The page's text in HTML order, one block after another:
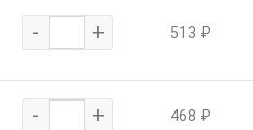
- + 513 ₽
- + 468 ₽